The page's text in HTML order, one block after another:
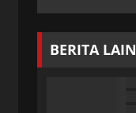
BERITA